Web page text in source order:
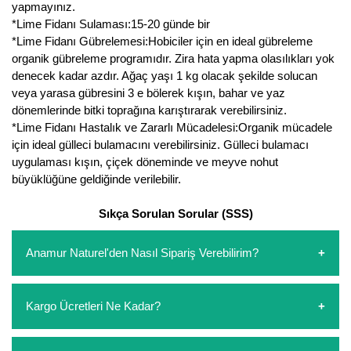
yapmayınız.
*Lime Fidanı Sulaması:15-20 günde bir
*Lime Fidanı Gübrelemesi:Hobiciler için en ideal gübreleme
organik gübreleme programıdır. Zira hata yapma olasılıkları yok
denecek kadar azdır. Ağaç yaşı 1 kg olacak şekilde solucan
veya yarasa gübresini 3 e bölerek kışın, bahar ve yaz
dönemlerinde bitki toprağına karıştırarak verebilirsiniz.
*Lime Fidanı Hastalık ve Zararlı Mücadelesi:Organik mücadele
için ideal gülleci bulamacını verebilirsiniz. Gülleci bulamacı
uygulaması kışın, çiçek döneminde ve meyve nohut
büyüklüğüne geldiğinde verilebilir.
Sıkça Sorulan Sorular (SSS)
Anamur Naturel'den Nasıl Sipariş Verebilirim?
oluşturarak,iletişim numaralarımızdan bizi arayarak veya
whatsapp hattımızdan bizlere isteklerinizi yazarak sipariş
Kargo Ücretleri Ne Kadar?